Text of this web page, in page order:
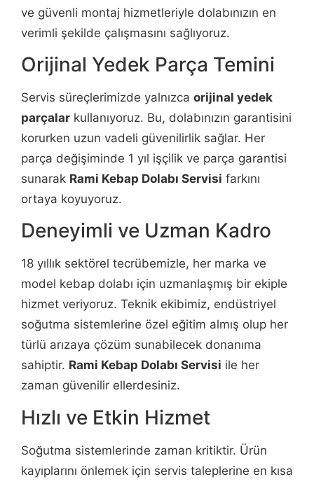
ve güvenli montaj hizmetleriyle dolabınızın en
verimli şekilde çalışmasını sağlıyoruz.
Orijinal Yedek Parça Temini
Servis süreçlerimizde yalnızca orijinal yedek
parçalar kullanıyoruz. Bu, dolabınızın garantisini
korurken uzun vadeli güvenilirlik sağlar. Her
parça değişiminde 1 yıl işçilik ve parça garantisi
sunarak Rami Kebap Dolabı Servisi farkını
ortaya koyuyoruz.
Deneyimli ve Uzman Kadro
18 yıllık sektörel tecrübemizle, her marka ve
model kebap dolabı için uzmanlaşmış bir ekiple
hizmet veriyoruz. Teknik ekibimiz, endüstriyel
soğutma sistemlerine özel eğitim almış olup her
türlü arızaya çözüm sunabilecek donanıma
sahiptir. Rami Kebap Dolabı Servisi ile her
zaman güvenilir ellerdesiniz.
Hızlı ve Etkin Hizmet
Soğutma sistemlerinde zaman kritiktir. Ürün
kayıplarını önlemek için servis taleplerine en kısa